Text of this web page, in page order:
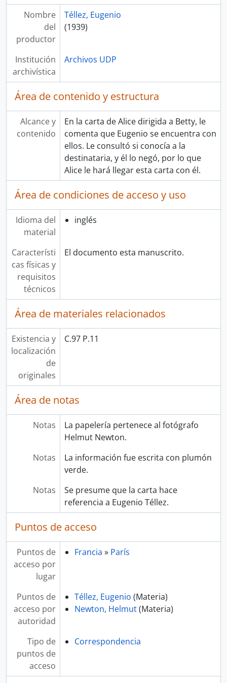
Nombre
del
productor
Téllez, Eugenio
(1939)
Institución
archivística
Archivos UDP
Área de contenido y estructura
Alcance y
contenido
En la carta de Alice dirigida a Betty, le
comenta que Eugenio se encuentra con
ellos. Le consultó si conocía a la
destinataria, y él lo negó, por lo que
Alice le hará llegar esta carta con él.
Área de condiciones de acceso y uso
Idioma del
material
inglés
Característi
cas físicas y
requisitos
técnicos
El documento esta manuscrito.
Área de materiales relacionados
Existencia y
localización
de
originales
C.97 P.11
Área de notas
Notas
La papelería pertenece al fotógrafo
Helmut Newton.
Notas
La información fue escrita con plumón
verde.
Notas
Se presume que la carta hace
referencia a Eugenio Téllez.
Puntos de acceso
Puntos de
acceso por
lugar
Francia » París
Puntos de
acceso por
autoridad
Téllez, Eugenio (Materia)
Newton, Helmut(Materia)
Tipo de
puntos de
acceso
Correspondencia